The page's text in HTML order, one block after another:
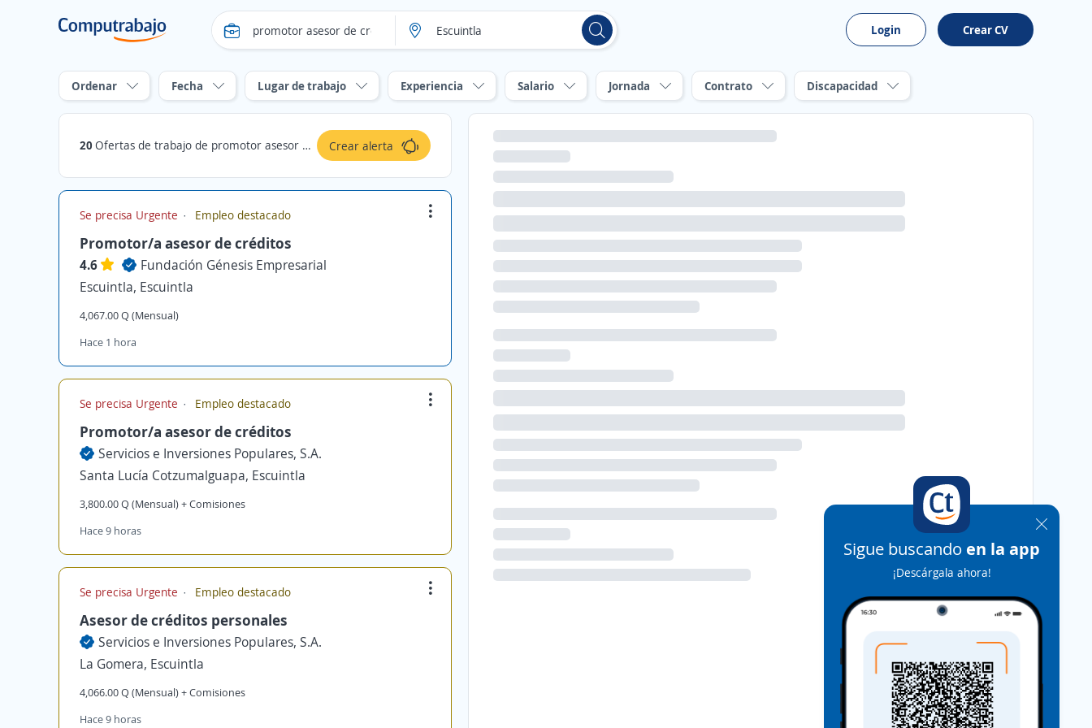
Login Crear CV
Ordenar Fecha Lugar de trabajo Experiencia Salario Jornada Contrato Discapacidad
20 Ofertas de trabajo de promotor asesor de creditos en Escuintla Crear alerta
Se precisa Urgente Empleo destacado
Promotor/a asesor de créditos
4.6
Fundación Génesis Empresarial
Escuintla, Escuintla
4,067.00 Q (Mensual)
Hace 1 hora
Se precisa Urgente Empleo destacado
Promotor/a asesor de créditos
Servicios e Inversiones Populares, S.A.
Santa Lucía Cotzumalguapa, Escuintla
3,800.00 Q (Mensual) + Comisiones
Hace 9 horas
Se precisa Urgente Empleo destacado
Asesor de créditos personales
Servicios e Inversiones Populares, S.A.
La Gomera, Escuintla
4,066.00 Q (Mensual) + Comisiones
Hace 9 horas
Sigue buscando en la app
¡Descárgala ahora!